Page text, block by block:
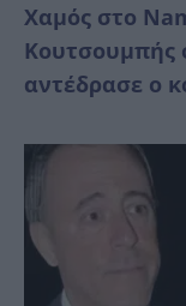
Χαμός στο
Κουτσουμπής
αντέδρασε ο